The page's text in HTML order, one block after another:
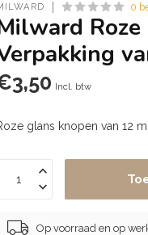
0
Incl. btw
glans knopen van 12
Op voorraad en op